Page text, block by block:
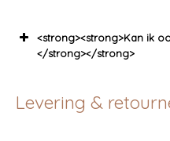
<strong><strong>Kan ik
</strong></strong>
Levering &